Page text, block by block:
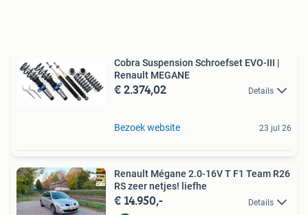
Cobra Suspension Schroefset EVO-III |
Renault MEGANE
€ 2.374,02 Details
Bezoek website 23 jul 26
Renault Mégane 2.0-16V T F1 Team R26
RS zeer netjes! liefhe
€ 14.950,- Details